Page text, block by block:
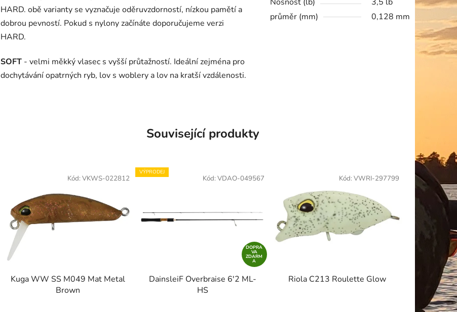
HARD. obě varianty se vyznačuje oděruvzdorností, nízkou pamětí a
dobrou pevností. Pokud s nylony začínáte doporučujeme verzi
HARD.
SOFT - velmi měkký vlasec s vyšší průtažností. Ideální zejména pro
dochytávání opatrných ryb, lov s woblery a lov na kratší vzdálenosti.
průměr (mm)
0,128 mm
Související produkty
Kuga WW SS M049 Mat Metal
Brown
Kód: VKWS-022812
VÝPRODEJ
DOPRA
VA
ZDARM
A
DainsleiF Overbraise 6'2 ML-
HS
Kód: VDAO-049567
Riola C213 Roulette Glow
Kód: VWRI-297799